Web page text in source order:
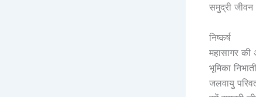
समुद्री
निष्कर्ष
महासागर की
भूमिका
जलवायु